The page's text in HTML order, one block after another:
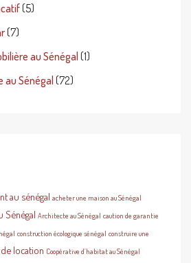
(5)
(7)
au Sénégal (1)
au Sénégal (72)
au sénégal acheter une maison au Sénégal
Sénégal Architecte au Sénégal caution de garantie
construction écologique sénégal construire une
location Coopérative d’habitat au Sénégal